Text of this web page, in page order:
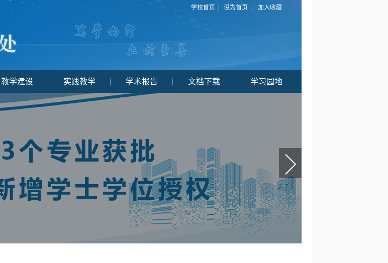
学校首页 设为首页 加入收藏
教学建设 实践教学 学术报告 文档下载 学习园地